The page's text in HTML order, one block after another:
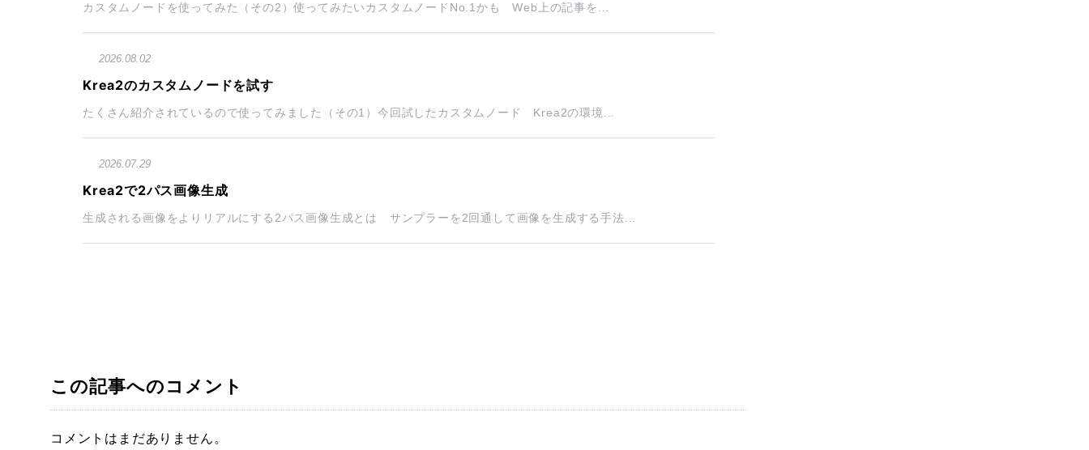
カスタムノードを使ってみた（その2）使ってみたいカスタムノードNo.1かも Web上の記事を...
2026.08.02
Krea2のカスタムノードを試す
たくさん紹介されているので使ってみました（その1）今回試したカスタムノード Krea2の環境...
2026.07.29
Krea2で2パス画像生成
生成される画像をよりリアルにする2パス画像生成とは サンプラーを2回通して画像を生成する手法...
この記事へのコメント
コメントはまだありません。